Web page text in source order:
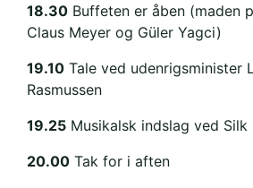
18.30 Buffeten er åben (maden
Claus Meyer og Güler Yagci)
19.10 Tale ved udenrigsminister
Rasmussen
19.25 Musikalsk indslag ved Silk
20.00 Tak for i aften